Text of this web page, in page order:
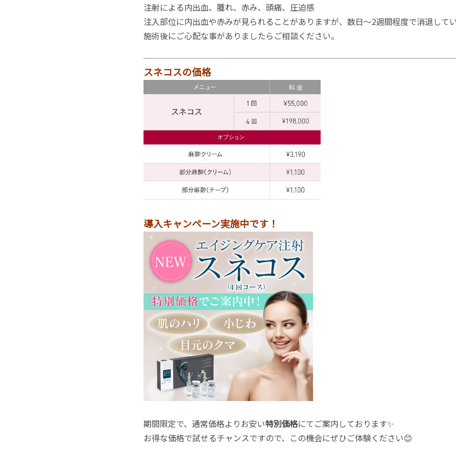
注射による内出血、腫れ、赤み、頭痛、圧迫感
注入部位に内出血や赤みが見られることがありますが、数日～2週間程度で消退してい
施術後にご心配な事がありましたらご相談ください。
スネコスの価格
導入キャンペーン実施中です！
期間限定で、通常価格よりお安い特別価格にてご案内しております✨
お得な価格で試せるチャンスですので、この機会にぜひご体験ください😊